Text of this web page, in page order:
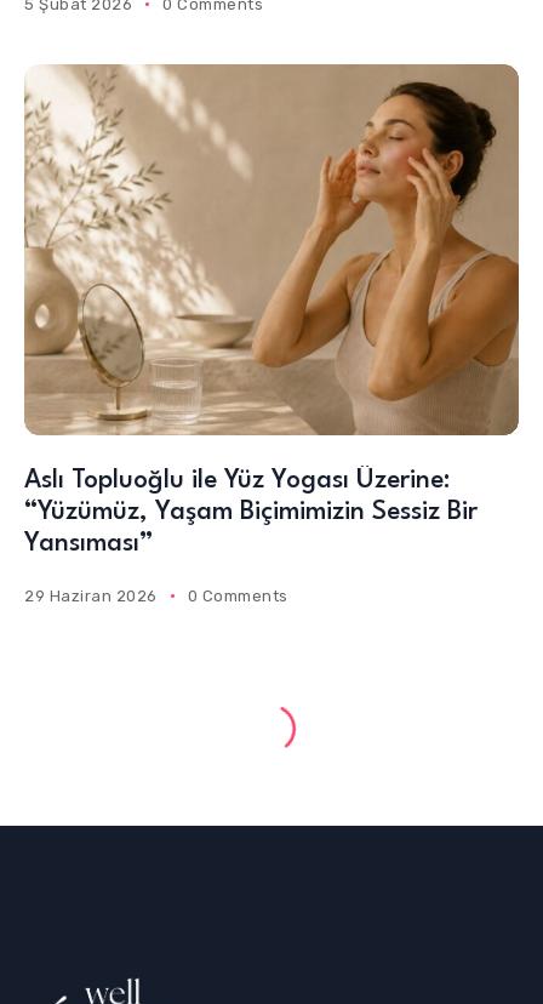
5 Şubat 2026 0 Comments
Aslı Topluoğlu ile Yüz Yogası Üzerine:
“Yüzümüz, Yaşam Biçimimizin Sessiz Bir
Yansıması”
29 Haziran 2026 0 Comments
Saç Tasarımcısı Mert